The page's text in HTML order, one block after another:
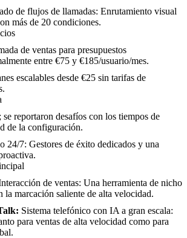
de flujos de llamadas: Enrutamiento visual
más de 20 condiciones.
de ventas para presupuestos
entre €75 y €185/usuario/mes.
escalables desde €25 sin tarifas de
se reportaron desafíos con los tiempos de
de la configuración.
24/7: Gestores de éxito dedicados y una
de ventas: Una herramienta de nicho
la marcación saliente de alta velocidad.
: Sistema telefónico con IA a gran escala:
para ventas de alta velocidad como para